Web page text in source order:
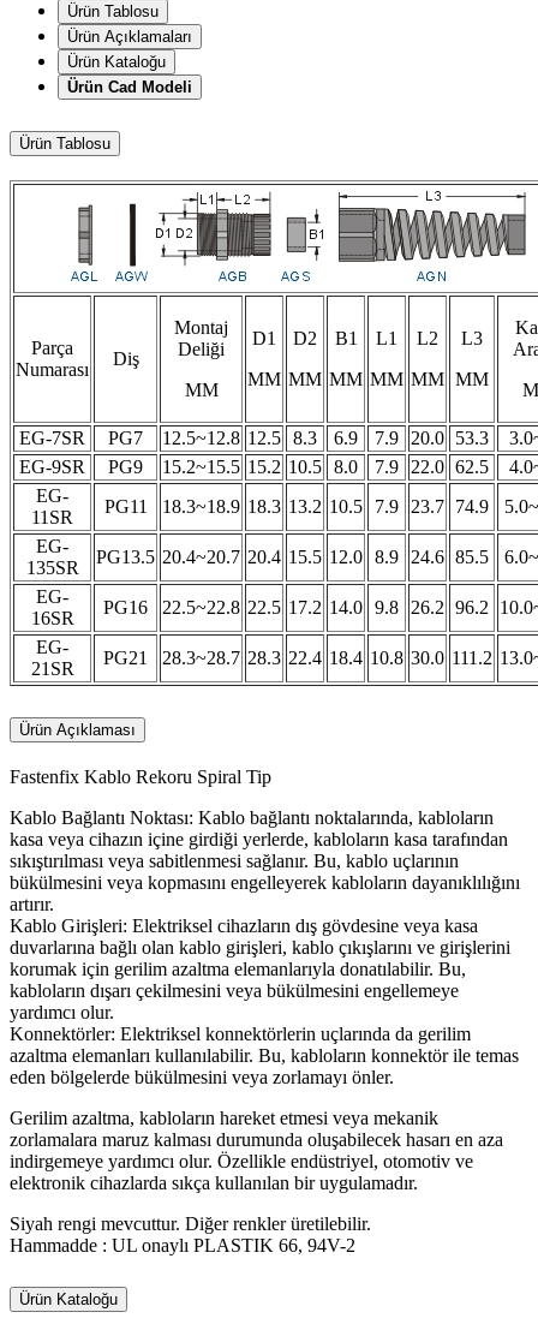
Ürün Tablosu
Ürün Açıklamaları
Ürün Kataloğu
Ürün Cad Modeli
Ürün Tablosu
Parça
Numarası
Diş
Montaj
Deliği
MM
D1
MM
D2
MM
B1
MM
L1
MM
L2
MM
L3
MM
EG-7SR PG7 12.5~12.8 12.5 8.3 6.9 7.9 20.0 53.3
EG-9SR
PG9 15.2~15.5 15.2 10.5 8.0 7.9 22.0 62.5
EG-
11SR
PG11 18.3~18.9 18.3 13.2 10.5 7.9 23.7 74.9
EG-
135SR
PG13.5 20.4~20.7 20.4 15.5 12.0 8.9 24.6 85.5
EG-
16SR
PG16 22.5~22.8 22.5 17.2 14.0 9.8 26.2 96.2
EG-
21SR
PG21 28.3~28.7 28.3 22.4 18.4 10.8 30.0 111.2
Ürün Açıklaması
Fastenfix Kablo Rekoru Spiral Tip
Kablo Bağlantı Noktası: Kablo bağlantı noktalarında, kabloların
kasa veya cihazın içine girdiği yerlerde, kabloların kasa tarafından
sıkıştırılması veya sabitlenmesi sağlanır. Bu, kablo uçlarının
bükülmesini veya kopmasını engelleyerek kabloların dayanıklılığını
artırır.
Kablo Girişleri: Elektriksel cihazların dış gövdesine veya kasa
duvarlarına bağlı olan kablo girişleri, kablo çıkışlarını ve girişlerini
korumak için gerilim azaltma elemanlarıyla donatılabilir. Bu,
kabloların dışarı çekilmesini veya bükülmesini engellemeye
yardımcı olur.
Konnektörler: Elektriksel konnektörlerin uçlarında da gerilim
azaltma elemanları kullanılabilir. Bu, kabloların konnektör ile temas
eden bölgelerde bükülmesini veya zorlamayı önler.
Gerilim azaltma, kabloların hareket etmesi veya mekanik
zorlamalara maruz kalması durumunda oluşabilecek hasarı en aza
indirgemeye yardımcı olur. Özellikle endüstriyel, otomotiv ve
elektronik cihazlarda sıkça kullanılan bir uygulamadır.
Siyah rengi mevcuttur. Diğer renkler üretilebilir.
Hammadde : UL onaylı PLASTIK 66, 94V-2
Ürün Kataloğu